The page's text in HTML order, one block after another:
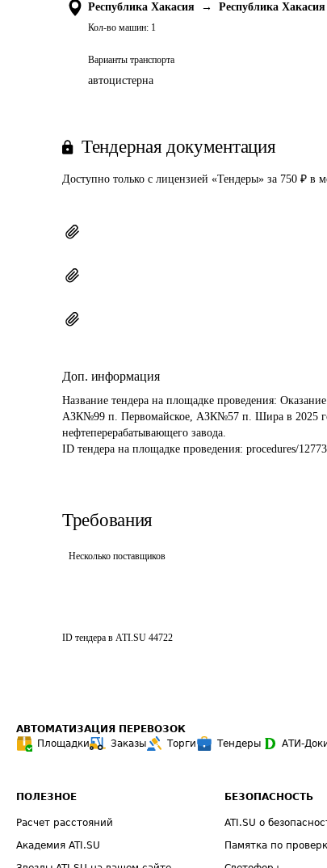
Республика Хакасия → Республика Хакасия
Кол-во машин: 1
Варианты транспорта
автоцистерна
Тендерная документация
Доступно только с лицензией «Тендеры» за 750 ₽ в
Доп. информация
Название тендера на площадке проведения:
АЗК№99 п. Первомайское, АЗК№57 п. Шира в 2025
нефтеперерабатывающего завода.
ID тендера на площадке проведения: procedures/
Требования
Несколько поставщиков
ID тендера в ATI.SU 44722
АВТОМАТИЗАЦИЯ ПЕРЕВОЗОК
Площадки
Заказы Торги Тендеры АТИ-
ПОЛЕЗНОЕ
Расчет расстояний
Академия ATI.SU
БЕЗОПАСНОСТЬ
ATI.SU о
Памятка по